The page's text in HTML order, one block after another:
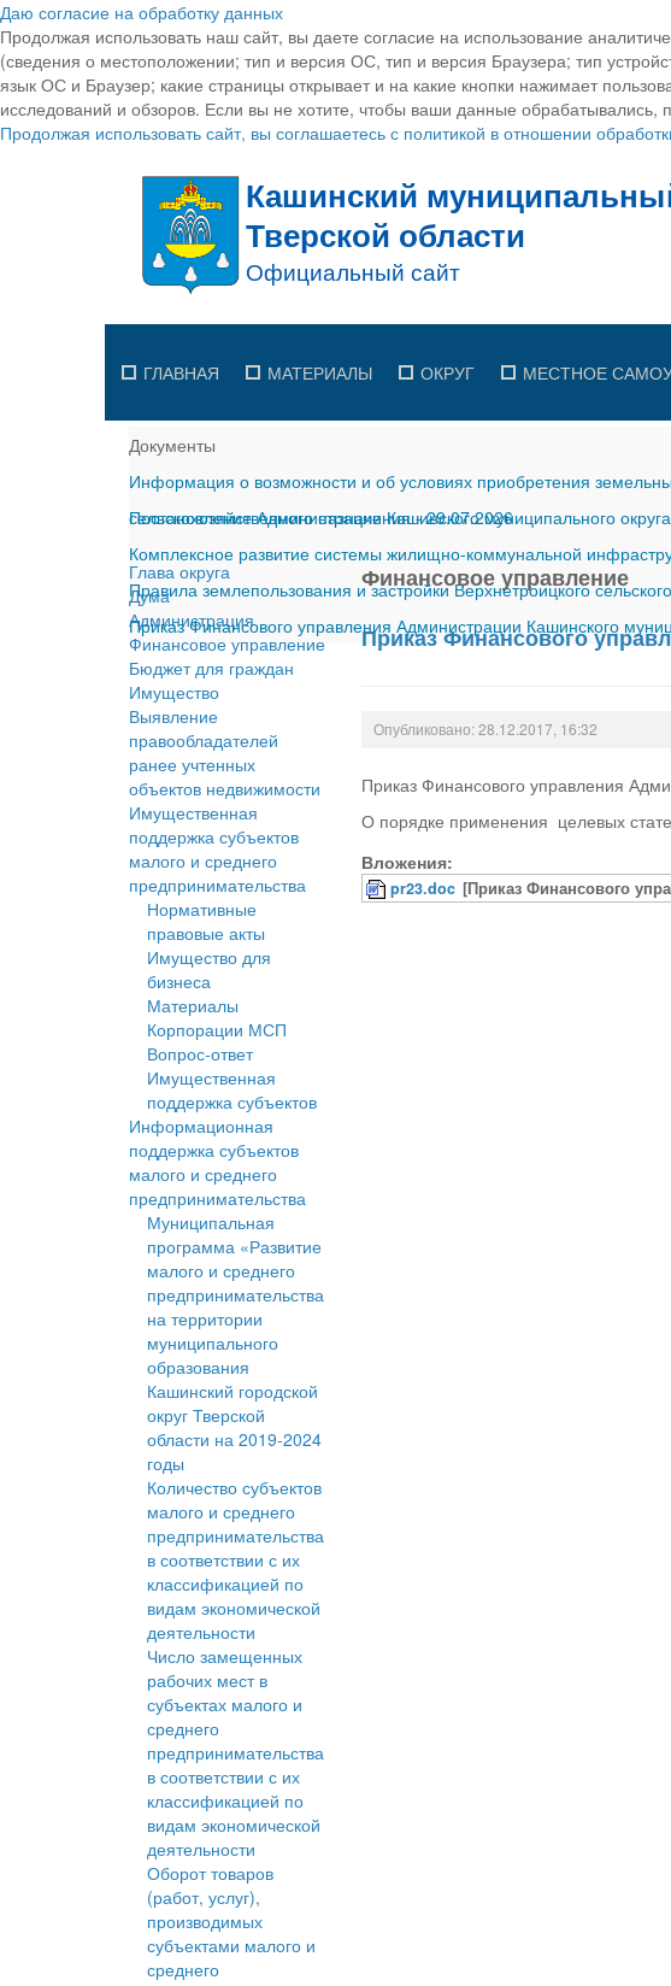
Даю согласие на обработку данных
Продолжая использовать наш сайт, вы даете согласие на использование
(сведения о местоположении; тип и версия ОС, тип и версия Браузера; тип
язык ОС и Браузер; какие страницы открывает и на какие кнопки нажимает
исследований и обзоров. Если вы не хотите, чтобы ваши данные обрабатывались,
Продолжая использовать сайт, вы соглашаетесь с политикой в отношении
ГЛАВНАЯ МАТЕРИАЛЫ ОКРУГ МЕСТНОЕ
Документы
Информация о возможности и об условиях приобретения
сельскохозяйственного назначения-29.07.2026
Постановление Администрации Кашинского муниципального
Комплексное развитие системы жилищно-коммунальной
Правила землепользования и застройки Верхнетроицкого
Приказ Финансового управления Администрации Кашинского
Глава округа
Дума
Администрация
Финансовое управление
Бюджет для граждан
Имущество
Выявление
правообладателей
ранее учтенных
объектов недвижимости
Имущественная
поддержка субъектов
малого и среднего
предпринимательства
Нормативные
правовые акты
Имущество для
бизнеса
Материалы
Корпорации МСП
Вопрос-ответ
Имущественная
поддержка субъектов
Информационная
поддержка субъектов
малого и среднего
предпринимательства
Муниципальная
программа «Развитие
малого и среднего
предпринимательства
на территории
муниципального
образования
Кашинский городской
округ Тверской
области на 2019-2024
годы
Количество субъектов
малого и среднего
предпринимательства
в соответствии с их
классификацией по
видам экономической
деятельности
Число замещенных
рабочих мест в
субъектах малого и
среднего
предпринимательства
в соответствии с их
классификацией по
видам экономической
деятельности
Оборот товаров
(работ, услуг),
производимых
субъектами малого и
среднего
Финансовое управление
Приказ Финансового
Опубликовано: 28.12.2017, 16:32
Приказ Финансового управления
О порядке применения целевых
Вложения:
pr23.doc [Приказ Финансового